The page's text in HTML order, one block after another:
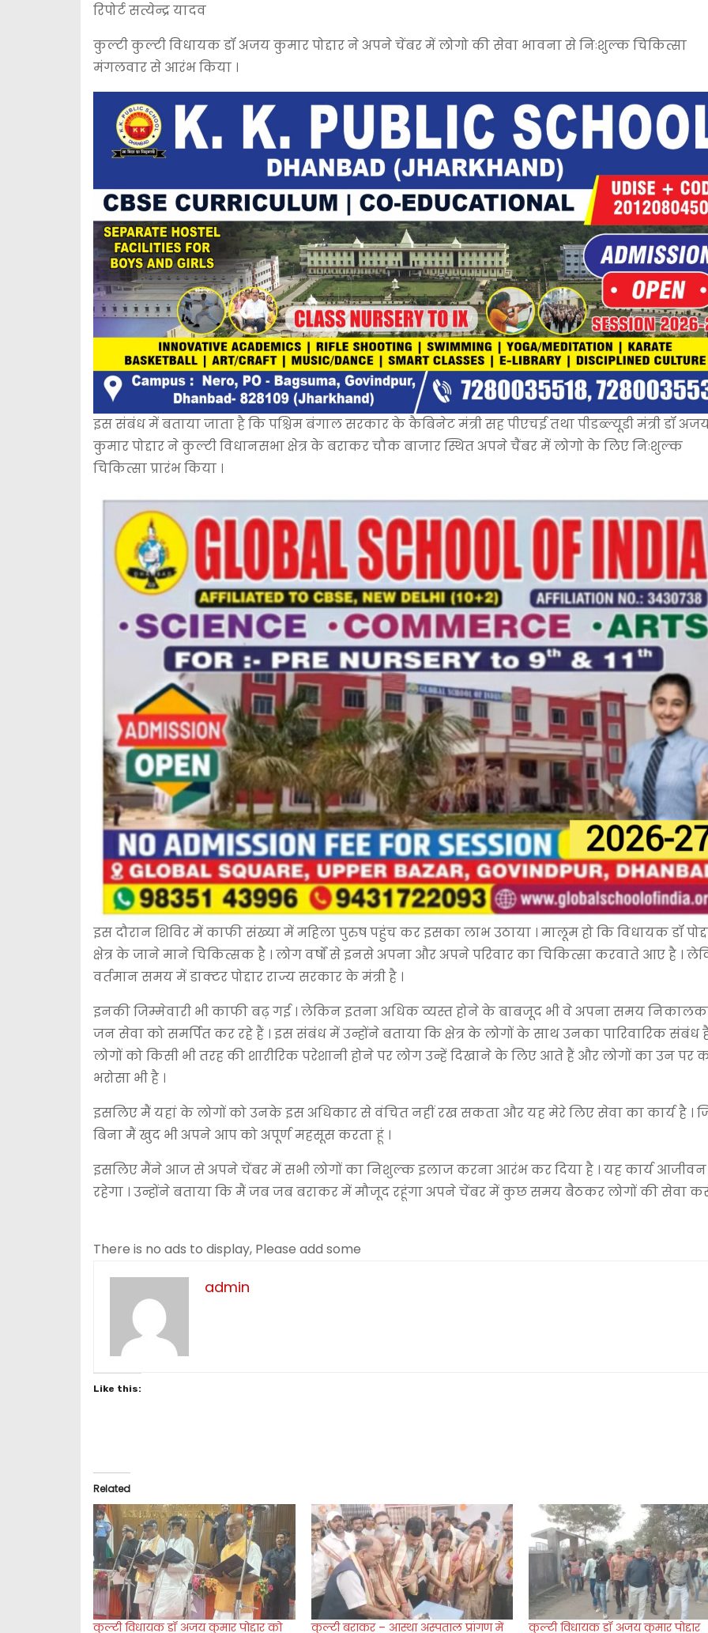
रिपोर्ट सत्येन्द्र यादव
कुल्टी कुल्टी विधायक डॉ अजय कुमार पोद्दार ने अपने चेंबर में लोगो की सेवा भावना से निःशुल्क चिकित्सा
मंगलवार से आरंभ किया ।
इस संबंध में बताया जाता है कि पश्चिम बंगाल सरकार के कैबिनेट मंत्री सह पीएचई तथा पीडब्ल्यूडी मंत्री डॉ
कुमार पोद्दार ने कुल्टी विधानसभा क्षेत्र के बराकर चौक बाजार स्थित अपने चैंबर में लोगो के लिए निःशुल्क
चिकित्सा प्रारंभ किया ।
इस दौरान शिविर में काफी संख्या में महिला पुरुष पहुंच कर इसका लाभ उठाया । मालूम हो कि विधायक डॉ
क्षेत्र के जाने माने चिकित्सक है । लोग वर्षों से इनसे अपना और अपने परिवार का चिकित्सा करवाते आए है ।
वर्तमान समय में डाक्टर पोद्दार राज्य सरकार के मंत्री है ।
इनकी जिम्मेवारी भी काफी बढ़ गई । लेकिन इतना अधिक व्यस्त होने के बाबजूद भी वे अपना समय
जन सेवा को समर्पित कर रहे हैं । इस संबंध में उन्होंने बताया कि क्षेत्र के लोगों के साथ उनका पारिवारिक संबंध
लोगों को किसी भी तरह की शारीरिक परेशानी होने पर लोग उन्हें दिखाने के लिए आते हैं और लोगों का उन पर
भरोसा भी है ।
इसलिए मैं यहां के लोगों को उनके इस अधिकार से वंचित नहीं रख सकता और यह मेरे लिए सेवा का कार्य है ।
बिना मैं खुद भी अपने आप को अपूर्ण महसूस करता हूं ।
इसलिए मैंने आज से अपने चेंबर में सभी लोगों का निशुल्क इलाज करना आरंभ कर दिया है । यह कार्य आजीवन
रहेगा । उन्होंने बताया कि मैं जब जब बराकर में मौजूद रहूंगा अपने चेंबर में कुछ समय बैठकर लोगों की सेवा
There is no ads to display, Please add some
admin
Like this:
Related
कुल्टी विधायक डॉ अजय कुमार पोद्दार को कुल्टी बराकर – आस्था अस्पताल प्रांगण में कुल्टी विधायक डॉ अजय कुमार पोद्दार